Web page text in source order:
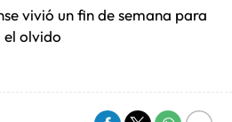
vivió un fin de semana para
el olvido